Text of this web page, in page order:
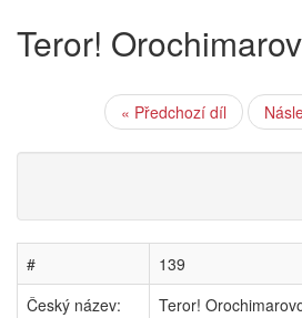
Teror!
« Předchozí díl
#
139
Český název:
Teror!